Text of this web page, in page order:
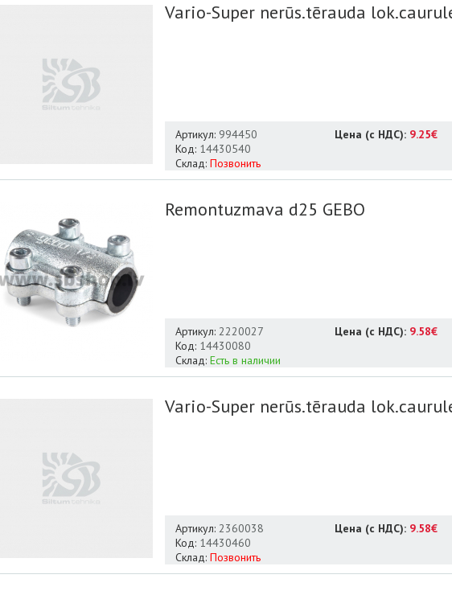
Vario-Super nerūs.tērauda
Цена (с НДС): 9.25€
Артикул: 994450
Код: 14430540
Склад: Позвонить
Remontuzmava d25 GEBO
Цена (с НДС): 9.58€
Артикул: 2220027
Код: 14430080
Склад: Есть в наличии
Vario-Super nerūs.tērauda
Цена (с НДС): 9.58€
Артикул: 2360038
Код: 14430460
Склад: Позвонить